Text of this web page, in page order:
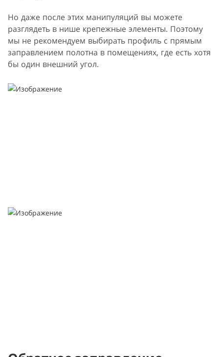
Но даже после этих манипуляций вы можете
разглядеть в нише крепежные элементы. Поэтому
мы не рекомендуем выбирать профиль с прямым
заправлением полотна в помещениях, где есть хотя
бы один внешний угол.